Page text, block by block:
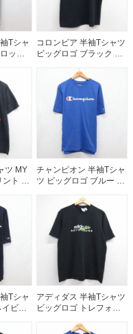
Tシャ
ッキ
コロンビア 半袖Tシャツ
ビッグロゴ ブラック メ
ツ MY
ント ブ
チャンピオン 半袖Tシャ
ツ ビッグロゴ ブルー メ
Tシャ
イビー
アディダス 半袖Tシャツ
ビッグロゴ トレフォイ